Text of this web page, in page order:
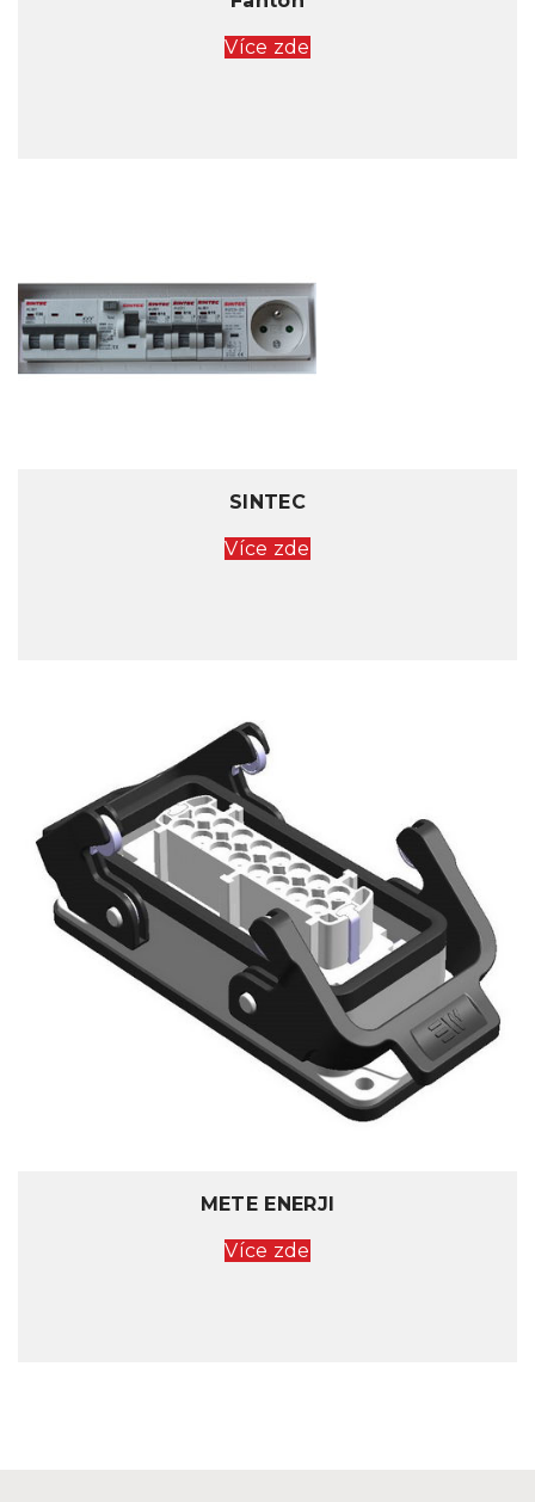
Více zde
SINTEC
Více zde
METE ENERJI
Více zde